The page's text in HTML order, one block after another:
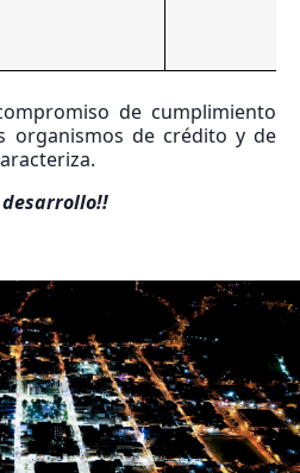
de cumplimiento
organismos de crédito y de
desarrollo!!